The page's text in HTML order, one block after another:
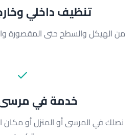
تنظيف داخلي
من الهيكل والسطح حتى المقصورة
خدمة في
نصلك في المرسى أو المنزل أو